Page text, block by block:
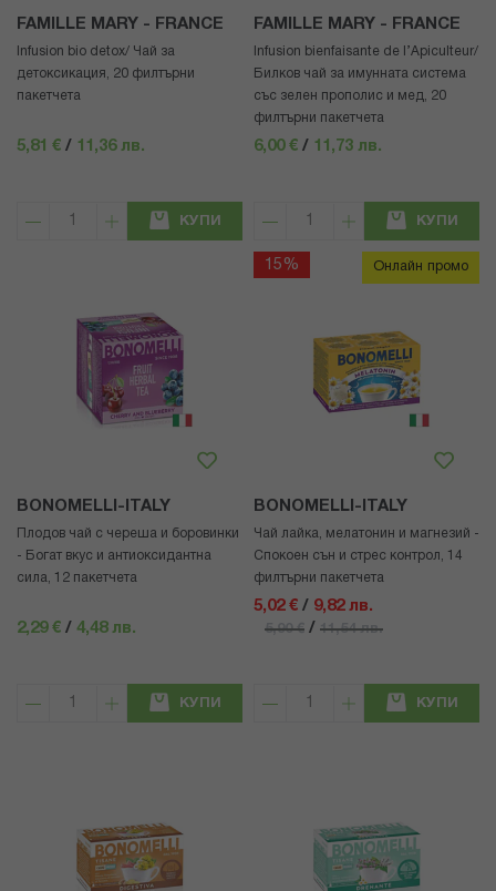
FAMILLE MARY - FRANCE
Infusion bio detox/ Чай за
детоксикация, 20 филтърни
пакетчета
5,81 € / 11,36 лв.
КУПИ
FAMILLE MARY - FRANCE
Infusion bienfaisante de l’Apiculteur/
Билков чай за имунната система
със зелен прополис и мед, 20
филтърни пакетчета
6,00 € / 11,73 лв.
КУПИ
BONOMELLI-ITALY
Плодов чай с череша и боровинки
- Богат вкус и антиоксидантна
сила, 12 пакетчета
2,29 € / 4,48 лв.
КУПИ
15% Онлайн промо
BONOMELLI-ITALY
Чай лайка, мелатонин и магнезий -
Спокоен сън и стрес контрол, 14
филтърни пакетчета
5,02 € / 9,82 лв.
5,90 € / 11,54 лв.
КУПИ